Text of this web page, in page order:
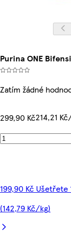
Purina ONE
Zatím žádné
299,90 Kč214,21
199,90 Kč
(142,79 Kč/kg)